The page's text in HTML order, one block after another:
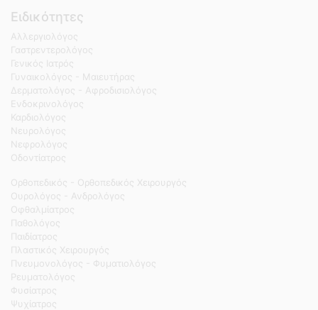
Ειδικότητες
Αλλεργιολόγος
Γαστρεντερολόγος
Γενικός Ιατρός
Γυναικολόγος - Μαιευτήρας
Δερματολόγος - Αφροδισιολόγος
Ενδοκρινολόγος
Καρδιολόγος
Νευρολόγος
Νεφρολόγος
Οδοντίατρος
Ορθοπεδικός - Ορθοπεδικός Χειρουργός
Ουρολόγος - Ανδρολόγος
Οφθαλμίατρος
Παθολόγος
Παιδίατρος
Πλαστικός Χειρουργός
Πνευμονολόγος - Φυματιολόγος
Ρευματολόγος
Φυσίατρος
Ψυχίατρος